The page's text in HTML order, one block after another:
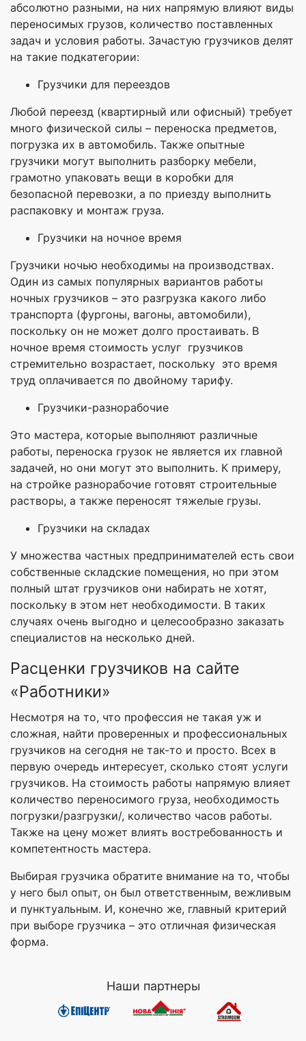
абсолютно разными, на них напрямую влияют виды
переносимых грузов, количество поставленных
задач и условия работы. Зачастую грузчиков делят
на такие подкатегории:
Грузчики для переездов
Любой переезд (квартирный или офисный) требует
много физической силы – переноска предметов,
погрузка их в автомобиль. Также опытные
грузчики могут выполнить разборку мебели,
грамотно упаковать вещи в коробки для
безопасной перевозки, а по приезду выполнить
распаковку и монтаж груза.
Грузчики на ночное время
Грузчики ночью необходимы на производствах.
Один из самых популярных вариантов работы
ночных грузчиков – это разгрузка какого либо
транспорта (фургоны, вагоны, автомобили),
поскольку он не может долго простаивать. В
ночное время стоимость услуг грузчиков
стремительно возрастает, поскольку это время
труд оплачивается по двойному тарифу.
Грузчики-разнорабочие
Это мастера, которые выполняют различные
работы, переноска грузок не является их главной
задачей, но они могут это выполнить. К примеру,
на стройке разнорабочие готовят строительные
растворы, а также переносят тяжелые грузы.
Грузчики на складах
У множества частных предпринимателей есть свои
собственные складские помещения, но при этом
полный штат грузчиков они набирать не хотят,
поскольку в этом нет необходимости. В таких
случаях очень выгодно и целесообразно заказать
специалистов на несколько дней.
Расценки грузчиков на сайте
«Работники»
Несмотря на то, что профессия не такая уж и
сложная, найти проверенных и профессиональных
грузчиков на сегодня не так-то и просто. Всех в
первую очередь интересует, сколько стоят услуги
грузчиков. На стоимость работы напрямую влияет
количество переносимого груза, необходимость
погрузки/разгрузки/, количество часов работы.
Также на цену может влиять востребованность и
компетентность мастера.
Выбирая грузчика обратите внимание на то, чтобы
у него был опыт, он был ответственным, вежливым
и пунктуальным. И, конечно же, главный критерий
при выборе грузчика – это отличная физическая
форма.
Наши партнеры